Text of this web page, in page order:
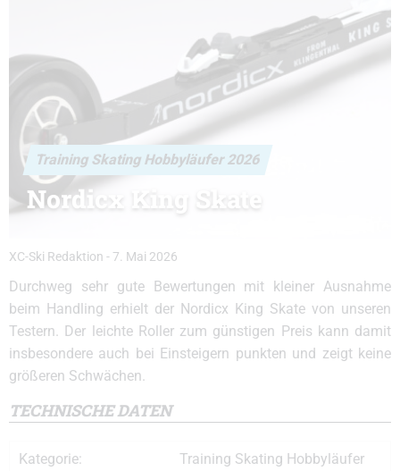
Training Skating Hobbyläufer 2026
Nordicx King Skate
XC-Ski Redaktion - 7. Mai 2026
Durchweg sehr gute Bewertungen mit kleiner Ausnahme
beim Handling erhielt der Nordicx King Skate von unseren
Testern. Der leichte Roller zum günstigen Preis kann damit
insbesondere auch bei Einsteigern punkten und zeigt keine
größeren Schwächen.
TECHNISCHE DATEN
Kategorie: Training Skating Hobbyläufer